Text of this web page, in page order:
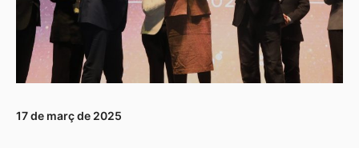
17 de març de 2025